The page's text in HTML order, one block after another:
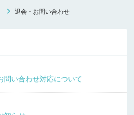
退会・お問い合わせ
問い合わせ対応について